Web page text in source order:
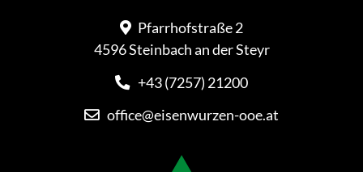
Pfarrhofstraße 2
4596 Steinbach an der Steyr
+43 (7257) 21200
office@eisenwurzen-ooe.at